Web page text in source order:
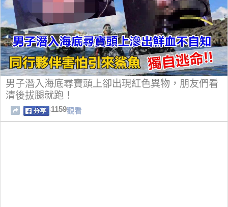
男子潛入海底尋寶頭上卻出現紅色異物，朋友們看
清後拔腿就跑！
1159觀看